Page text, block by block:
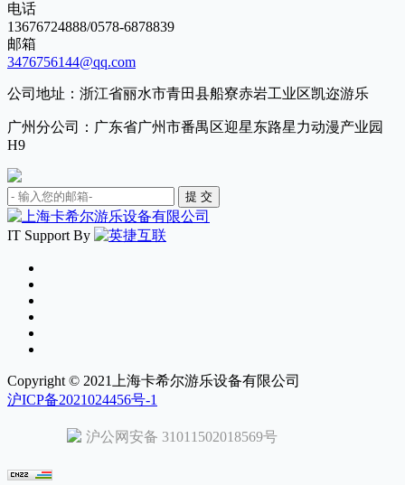
电话
13676724888/0578-6878839
邮箱
3476756144@qq.com
公司地址：浙江省丽水市青田县船寮赤岩工业区凯迩游乐
广州分公司：广东省广州市番禺区迎星东路星力动漫产业园
H9
IT Support By
Copyright © 2021上海卡希尔游乐设备有限公司
沪ICP备2021024456号-1
沪公网安备 31011502018569号